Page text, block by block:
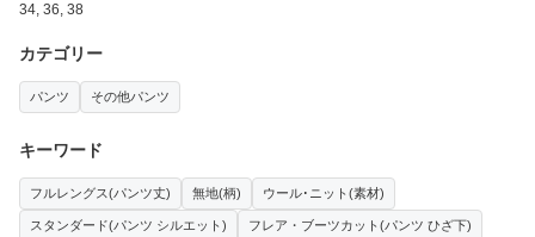
34, 36, 38
カテゴリー
パンツ その他パンツ
キーワード
フルレングス(パンツ丈) 無地(柄) ウール･ニット(素材)
スタンダード(パンツ シルエット) フレア・ブーツカット(パンツ ひざ下)